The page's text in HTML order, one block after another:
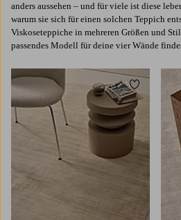
anders aussehen ‒ und für viele ist diese
warum sie sich für einen solchen Teppich
Viskoseteppiche in mehreren Größen und
passendes Modell für deine vier Wände
Zu
80X250 160X230 200X300300X400